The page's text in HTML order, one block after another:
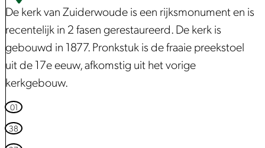
l
p
a
m
-
L
a
n
d
s
o
f
S
i
n
t
N
i
De kerk van Zuiderwoude is een rijksmonument en is
recentelijk in 2 fasen gerestaureerd. De kerk is
gebouwd in 1877. Pronkstuk is de fraaie preekstoel
uit de 17e eeuw, afkomstig uit het vorige
kerkgebouw.
H
e
r
01
38